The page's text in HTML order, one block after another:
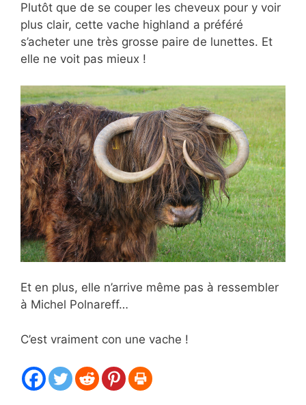
Plutôt que de se couper les cheveux pour y voir
plus clair, cette vache highland a préféré
s’acheter une très grosse paire de lunettes. Et
elle ne voit pas mieux !
Et en plus, elle n’arrive même pas à ressembler
à Michel Polnareff…
C’est vraiment con une vache !